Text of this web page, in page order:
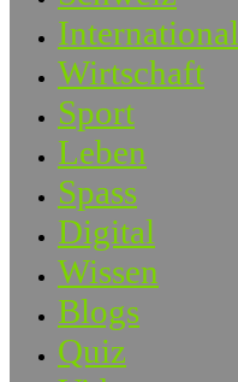
International
Wirtschaft
Sport
Leben
Spass
Digital
Wissen
Blogs
Quiz